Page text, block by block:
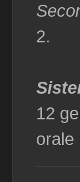
2.
12
orale